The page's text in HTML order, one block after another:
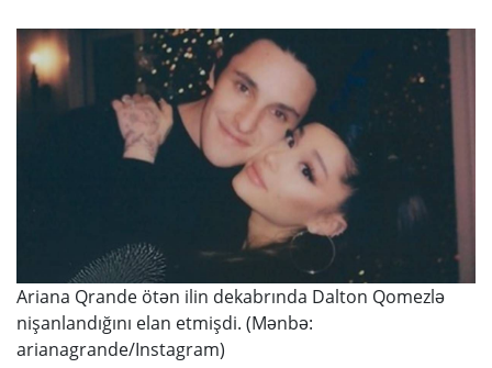
Ariana Qrande ötən ilin dekabrında Dalton Qomezlə
nişanlandığını elan etmişdi. (Mənbə:
arianagrande/Instagram)